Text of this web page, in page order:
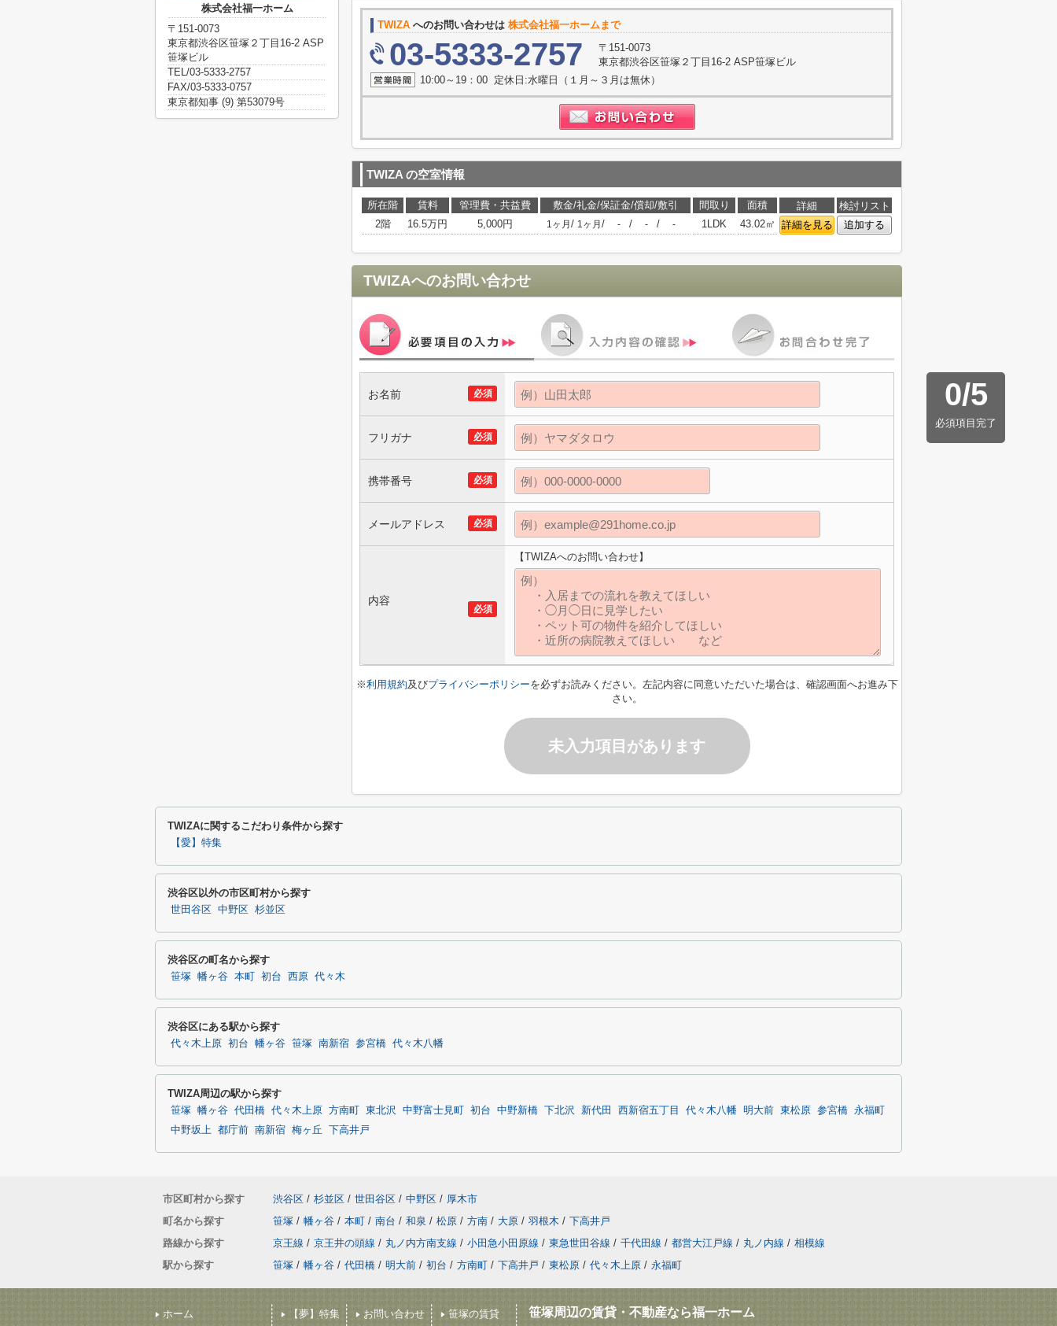
TWIZA へのお問い合わせは 株式会社福一ホームまで
03-5333-2757
〒151-0073
東京都渋谷区笹塚２丁目16-2 ASP笹塚ビル
10:00～19：00 定休日:水曜日（１月～３月は無休）
TWIZA の空室情報
所在階 賃料 管理費・共益費 敷金/礼金/保証金/償却/敷引 間取り 面積 詳細
検討リスト
2階
16.5万円 5,000円 1ヶ月 / 1ヶ月 / - / - / - 1LDK 43.02㎡ 詳細を見る 追加する
TWIZAへのお問い合わせ
0/5
必須項目完了
必須
お名前
必須
フリガナ
必須
携帯番号
必須
メールアドレス
必須
内容
【TWIZAへのお問い合わせ】
※利用規約及びプライバシーポリシーを必ずお読みください。左記内容に同意いただいた場合は、確認画面へお進み下
さい。
未入力項目があります
株式会社福一ホーム
〒151-0073
東京都渋谷区笹塚２丁目16-2 ASP
笹塚ビル
TEL/03-5333-2757
FAX/03-5333-0757
東京都知事 (9) 第53079号
TWIZAに関するこだわり条件から探す
【愛】特集
渋谷区以外の市区町村から探す
世田谷区 中野区 杉並区
渋谷区の町名から探す
笹塚 幡ヶ谷 本町 初台 西原 代々木
渋谷区にある駅から探す
代々木上原 初台 幡ヶ谷 笹塚 南新宿 参宮橋 代々木八幡
TWIZA周辺の駅から探す
笹塚 幡ヶ谷 代田橋 代々木上原 方南町 東北沢 中野富士見町 初台 中野新橋 下北沢 新代田 西新宿五丁目 代々木八幡 明大前 東松原 参宮橋 永福町
中野坂上 都庁前 南新宿 梅ヶ丘 下高井戸
市区町村から探す 渋谷区 / 杉並区 / 世田谷区 / 中野区 / 厚木市
町名から探す
笹塚 / 幡ヶ谷 / 本町 / 南台 / 和泉 / 松原 / 方南 / 大原 / 羽根木 / 下高井戸
路線から探す
京王線 / 京王井の頭線 / 丸ノ内方南支線 / 小田急小田原線 / 東急世田谷線 / 千代田線 / 都営大江戸線 / 丸ノ内線 / 相模線
駅から探す
笹塚 / 幡ヶ谷 / 代田橋 / 明大前 / 初台 / 方南町 / 下高井戸 / 東松原 / 代々木上原 / 永福町
ホーム 【夢】特集 お問い合わせ 笹塚の賃貸 笹塚周辺の賃貸・不動産なら福一ホーム